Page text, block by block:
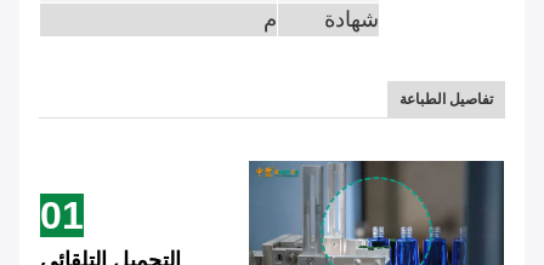
شهادة
م
تفاصيل الطباعة
01